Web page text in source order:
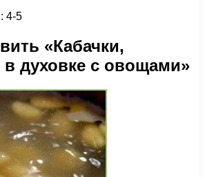
4-5
«Кабачки,
в духовке с овощами»